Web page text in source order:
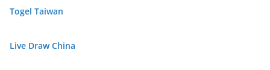
Togel Taiwan
Live Draw China